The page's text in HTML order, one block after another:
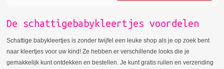
De schattigebabykleertjes voordelen
Schattige babykleertjes is zonder twijfel een leuke shop als je op zoek bent
naar kleertjes voor uw kind! Ze hebben er verschillende looks die je
gemakkelijk kunt ontdekken en bestellen. Je kunt gratis ruilen en verzending